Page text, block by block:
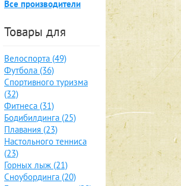
Все производители
Товары для
Велоспорта (49)
Футбола (36)
Спортивного туризма
(32)
Фитнеса (31)
Бодибилдинга (25)
Плавания (23)
Настольного тенниса
(23)
Горных лыж (21)
Сноубординга (20)